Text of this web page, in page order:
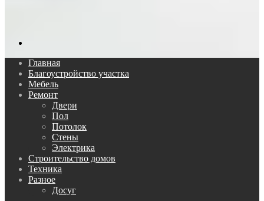
Главная
Благоустройство участка
Мебель
Ремонт
Двери
Пол
Потолок
Стены
Электрика
Строительство домов
Техника
Разное
Досуг